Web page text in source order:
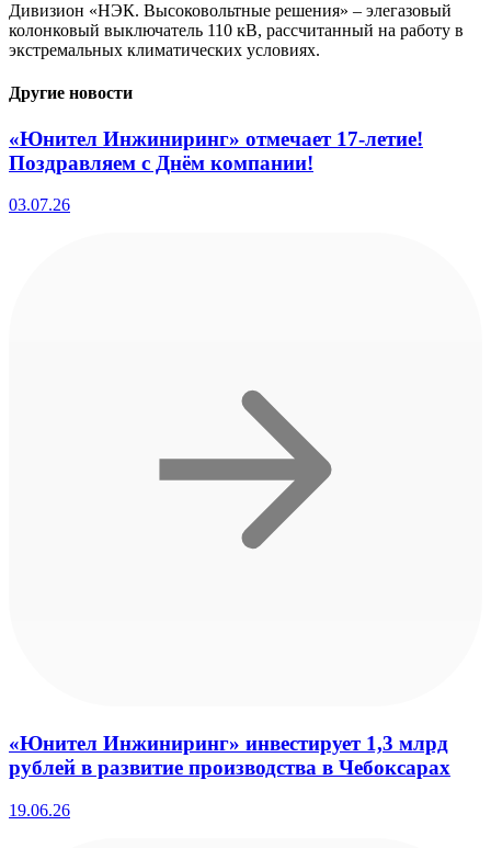
Дивизион «НЭК. Высоковольтные решения» – элегазовый
колонковый выключатель 110 кВ, рассчитанный на работу в
экстремальных климатических условиях.
Другие новости
«Юнител Инжиниринг» отмечает 17-летие!
Поздравляем с Днём компании!
03.07.26
«Юнител Инжиниринг» инвестирует 1,3 млрд
рублей в развитие производства в Чебоксарах
19.06.26